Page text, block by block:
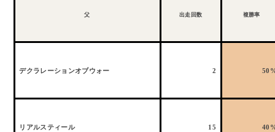
父 出走回数 複勝率
デクラレーションオブウォー 2
リアルスティール 15